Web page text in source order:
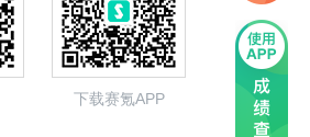
下载赛氪APP